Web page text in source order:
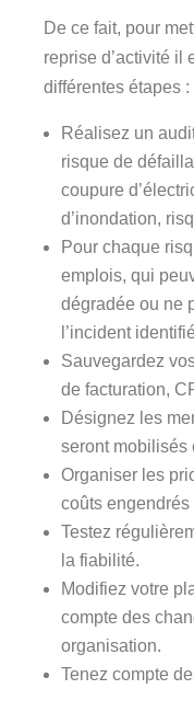
De ce fait, pour
reprise d’activité il
différentes étapes :
Réalisez un
risque de
coupure
d’inondation,
Pour chaque
emplois, qui
dégradée ou ne
l’incident
Sauvegardez
de facturation,
Désignez les
seront mobilisés
Organiser les
coûts
Testez
la fiabilité.
Modifiez votre
compte des
organisation.
Tenez compte